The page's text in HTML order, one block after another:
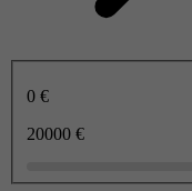
0 €
20000 €